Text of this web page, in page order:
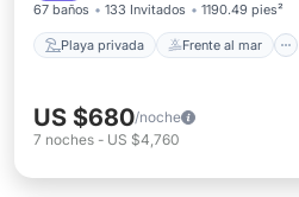
67 baños 133 Invitados 1190.49 pies²
Playa privada Frente al mar
US $680/noche
7 noches - US $4,760